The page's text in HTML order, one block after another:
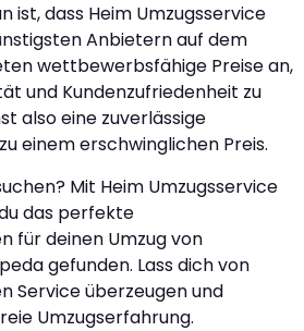
ist, dass Heim Umzugsservice
Anbietern auf dem
wettbewerbsfähige Preise an,
und Kundenzufriedenheit zu
also eine zuverlässige
einem erschwinglichen Preis.
Mit Heim Umzugsservice
das perfekte
für deinen Umzug von
gefunden. Lass dich von
Service überzeugen und
Umzugserfahrung.